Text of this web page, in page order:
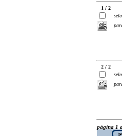
1 / 2
2 / 2
página 1